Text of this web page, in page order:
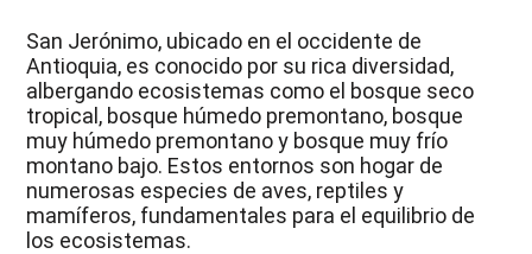
San Jerónimo, ubicado en el occidente de
Antioquia, es conocido por su rica diversidad,
albergando ecosistemas como el bosque seco
tropical, bosque húmedo premontano, bosque
muy húmedo premontano y bosque muy frío
montano bajo. Estos entornos son hogar de
numerosas especies de aves, reptiles y
mamíferos, fundamentales para el equilibrio de
los ecosistemas.